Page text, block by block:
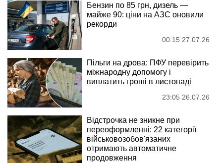
Бензин по 85 грн, дизель —
майже 90: ціни на АЗС оновили
рекорди
00:15 27.07.26
Пільги на дрова: ПФУ перевірить
міжнародну допомогу і
виплатить гроші в листопаді
23:05 26.07.26
Відстрочка не зникне при
переоформленні: 22 категорії
військовозобов'язаних
отримають автоматичне
продовження